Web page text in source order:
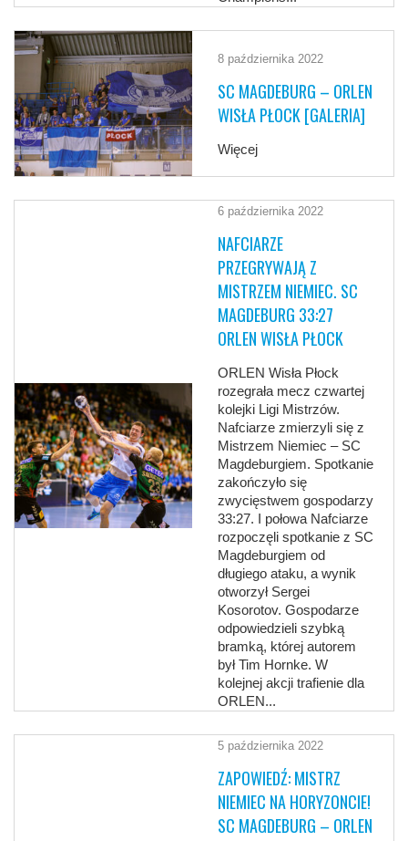
8 października 2022
SC MAGDEBURG – ORLEN
WISŁA PŁOCK [GALERIA]
Więcej
6 października 2022
NAFCIARZE
PRZEGRYWAJĄ Z
MISTRZEM NIEMIEC. SC
MAGDEBURG 33:27
ORLEN WISŁA PŁOCK
ORLEN Wisła Płock
rozegrała mecz czwartej
kolejki Ligi Mistrzów.
Nafciarze zmierzyli się z
Mistrzem Niemiec – SC
Magdeburgiem. Spotkanie
zakończyło się
zwycięstwem gospodarzy
33:27. I połowa Nafciarze
rozpoczęli spotkanie z SC
Magdeburgiem od
długiego ataku, a wynik
otworzył Sergei
Kosorotov. Gospodarze
odpowiedzieli szybką
bramką, której autorem
był Tim Hornke. W
kolejnej akcji trafienie dla
ORLEN...
5 października 2022
ZAPOWIEDŹ: MISTRZ
NIEMIEC NA HORYZONCIE!
SC MAGDEBURG – ORLEN